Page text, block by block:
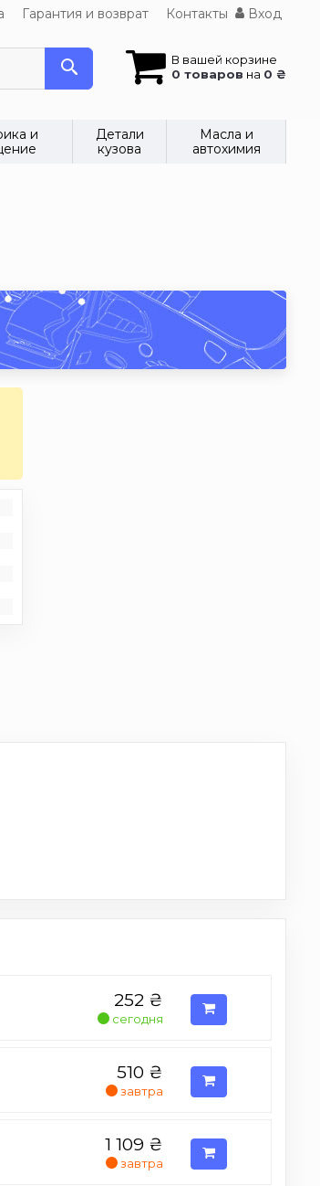
Гарантия и возврат Контакты Вход
В вашей корзине
0 товаров на 0 ₴
и
Детали
кузова
Масла и
автохимия
252 ₴
сегодня
510 ₴
завтра
1 109 ₴
завтра